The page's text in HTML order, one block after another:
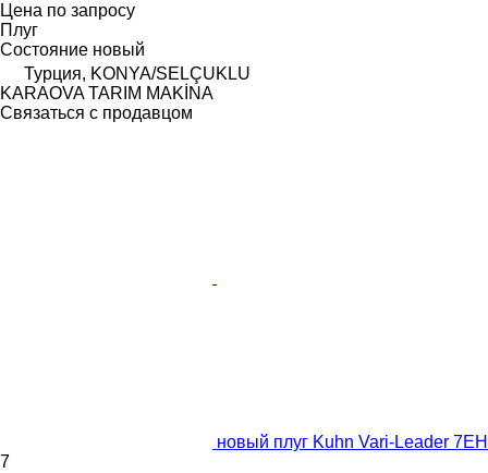
Цена по запросу
Плуг
Состояние новый
Турция, KONYA/SELÇUKLU
KARAOVA TARIM MAKİNA
Связаться с продавцом
новый плуг Kuhn Vari-Leader 7EH
7